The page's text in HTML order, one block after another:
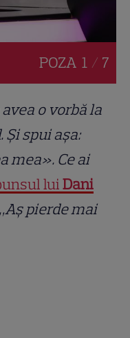
POZA 1 / 7
o vorbă la
Și spui așa:
mea». Ce ai
luiDani
„Aș pierde mai